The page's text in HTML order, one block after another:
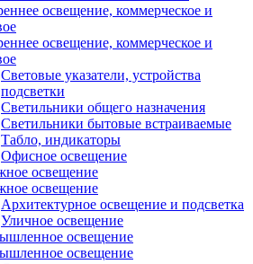
освещение, коммерческое и
освещение, коммерческое и
Световые указатели, устройства
подсветки
Светильники общего назначения
Светильники бытовые встраиваемые
Табло, индикаторы
Офисное освещение
освещение
освещение
Архитектурное освещение и подсветка
Уличное освещение
освещение
освещение